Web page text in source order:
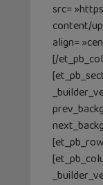
src=
content/
align=
[/